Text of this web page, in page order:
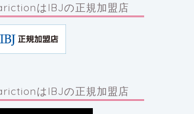
はIBJの正規加盟店
はIBJの正規加盟店